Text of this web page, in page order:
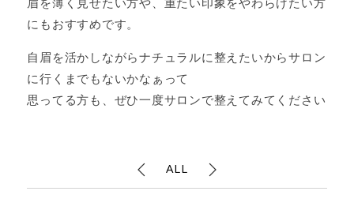
眉を薄く見せたい方や、重たい印象をやわらげたい方
にもおすすめです。
自眉を活かしながらナチュラルに整えたいからサロン
に行くまでもないかなぁって
思ってる方も、ぜひ一度サロンで整えてみてください
ALL